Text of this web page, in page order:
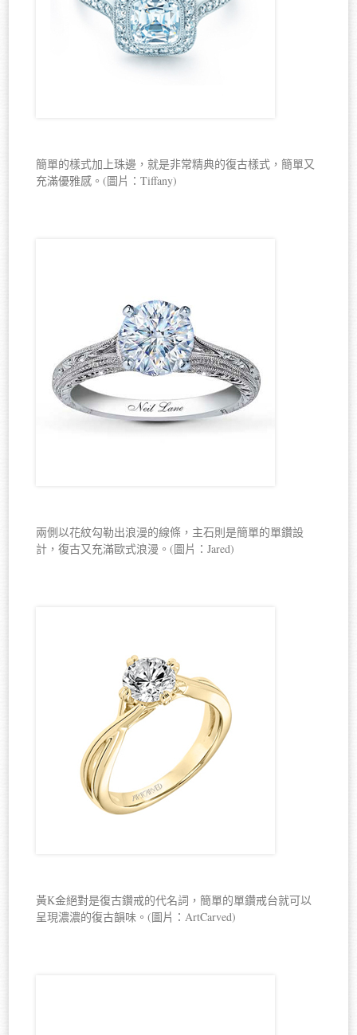
簡單的樣式加上珠邊，就是非常精典的復古樣式，簡單又
充滿優雅感。(圖片：Tiffany)
兩側以花紋勾勒出浪漫的線條，主石則是簡單的單鑽設
計，復古又充滿歐式浪漫。(圖片：Jared)
黃K金絕對是復古鑽戒的代名詞，簡單的單鑽戒台就可以
呈現濃濃的復古韻味。(圖片：ArtCarved)